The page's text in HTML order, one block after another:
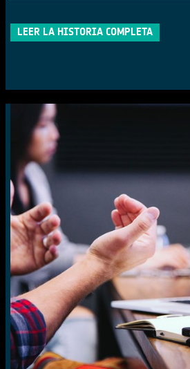
LEER LA HISTORIA COMPLETA